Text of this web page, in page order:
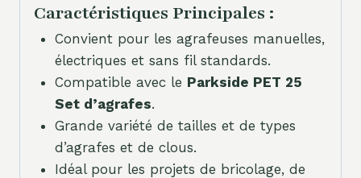
Caractéristiques Principales :
Convient pour les agrafeuses manuelles,
électriques et sans fil standards.
Compatible avec le Parkside PET 25
Set d’agrafes.
Grande variété de tailles et de types
d’agrafes et de clous.
Idéal pour les projets de bricolage, de